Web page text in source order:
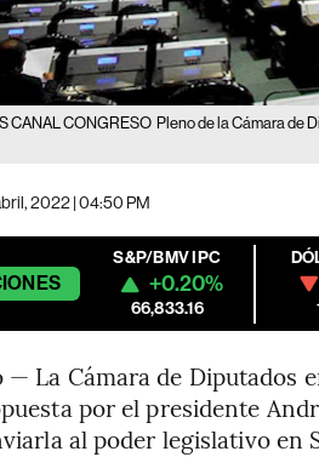
CANAL CONGRESO Pleno de la Cámara de
2022 | 04:50 PM
S&P/BMV IPC
+0.20%
66,833.16
— La Cámara de Diputados
por el presidente
al poder legislativo en